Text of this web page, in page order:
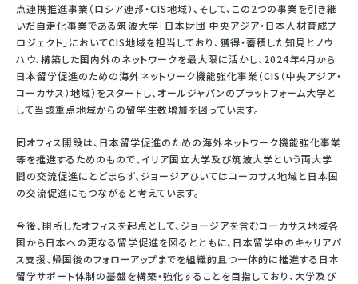
点連携推進事業（ロシア連邦・CIS地域）、そして、この2つの事業を引き継
いだ自走化事業である筑波大学「日本財団 中央アジア・日本人材育成プ
ロジェクト」においてCIS地域を担当しており、獲得・蓄積した知見とノウ
ハウ、構築した国内外のネットワークを最大限に活かし、2024年4月から
日本留学促進のための海外ネットワーク機能強化事業（CIS（中央アジア・
コーカサス）地域）をスタートし、オールジャパンのプラットフォーム大学と
して当該重点地域からの留学生数増加を図っています。
同オフィス開設は、日本留学促進のための海外ネットワーク機能強化事業
等を推進するためのもので、イリア国立大学及び筑波大学という両大学
間の交流促進にとどまらず、ジョージアひいてはコーカサス地域と日本国
の交流促進にもつながると考えています。
今後、開所したオフィスを起点として、ジョージアを含むコーカサス地域各
国から日本への更なる留学促進を図るとともに、日本留学中のキャリアパ
ス支援、帰国後のフォローアップまでを組織的且つ一体的に推進する日本
留学サポート体制の基盤を構築・強化することを目指しており、大学及び